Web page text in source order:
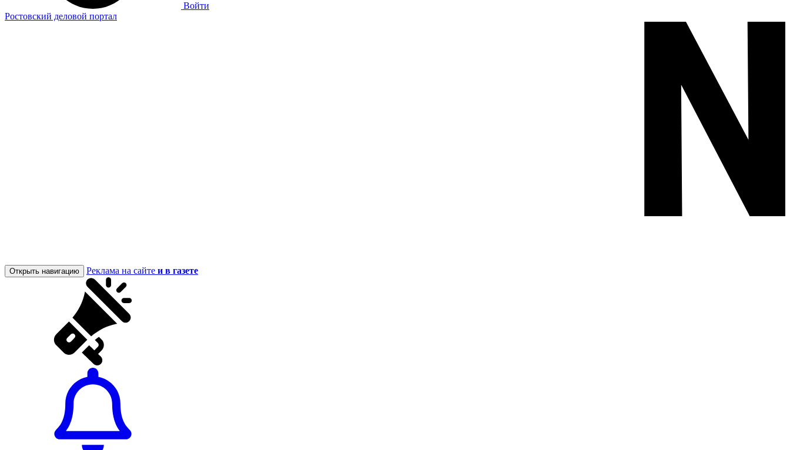
Войти
Ростовский деловой портал
Открыть навигацию Реклама на сайте и в газете